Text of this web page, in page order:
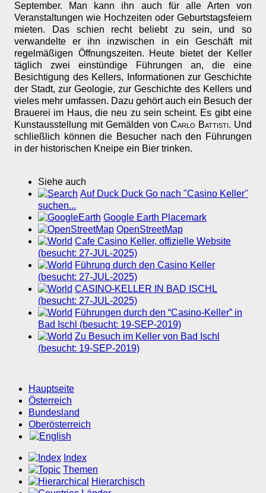
September. Man kann ihn auch für alle Arten von
Veranstaltungen wie Hochzeiten oder Geburtstagsfeiern
mieten. Das schien recht beliebt zu sein, und so
verwandelte er ihn inzwischen in ein Geschäft mit
regelmäßigen Öffnungszeiten. Heute bietet der Keller
täglich zwei einstündige Führungen an, die eine
Besichtigung des Kellers, Informationen zur Geschichte
der Stadt, zur Geologie, zur Geschichte des Kellers und
vieles mehr umfassen. Dazu gehört auch ein Besuch der
Brauerei im Haus, die neu zu sein scheint. Es gibt eine
Kunstausstellung mit Gemälden vonCarlo Battisti. Und
schließlich können die Besucher nach den Führungen
in der historischen Kneipe ein Bier trinken.
Siehe auch
Auf Duck Duck Go nach "Casino Keller"
suchen...
Google Earth Placemark
OpenStreetMap
Cafe Casino Keller, offizielle Website
(besucht: 27-JUL-2025)
Führung durch den Casino Keller
(besucht: 27-JUL-2025)
CASINO-KELLER IN BAD ISCHL
(besucht: 27-JUL-2025)
Führungen durch den “Casino-Keller” in
Bad Ischl (besucht: 19-SEP-2019)
Zu Besuch im Keller von Bad Ischl
(besucht: 19-SEP-2019)
Hauptseite
Österreich
Bundesland
Oberösterreich
Index
Themen
Hierarchisch